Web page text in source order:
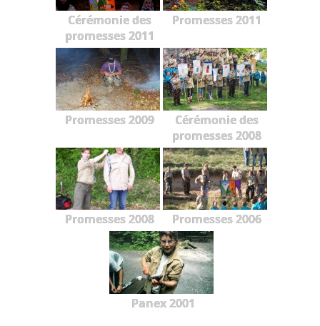
Cérémonie des
promesses 2011
Promesses 2011
Promesses 2009
Cérémonie des
promesses 2008
Promesses 2008 Promesses 2006
Panex 2001